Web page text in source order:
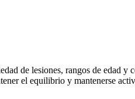
de lesiones, rangos de edad
el equilibrio y mantenerse